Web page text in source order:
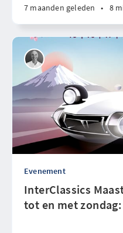
7 maanden geleden • 8
Evenement
InterClassics
tot en met